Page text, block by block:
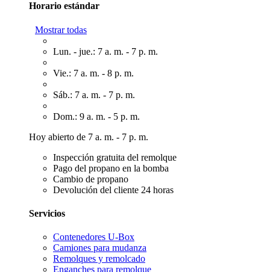
Horario estándar
Mostrar todas
Lun. - jue.: 7 a. m. - 7 p. m.
Vie.: 7 a. m. - 8 p. m.
Sáb.: 7 a. m. - 7 p. m.
Dom.: 9 a. m. - 5 p. m.
Hoy abierto de 7 a. m. - 7 p. m.
Inspección gratuita del remolque
Pago del propano en la bomba
Cambio de propano
Devolución del cliente 24 horas
Servicios
Contenedores U-Box
Camiones para mudanza
Remolques y remolcado
Enganches para remolque